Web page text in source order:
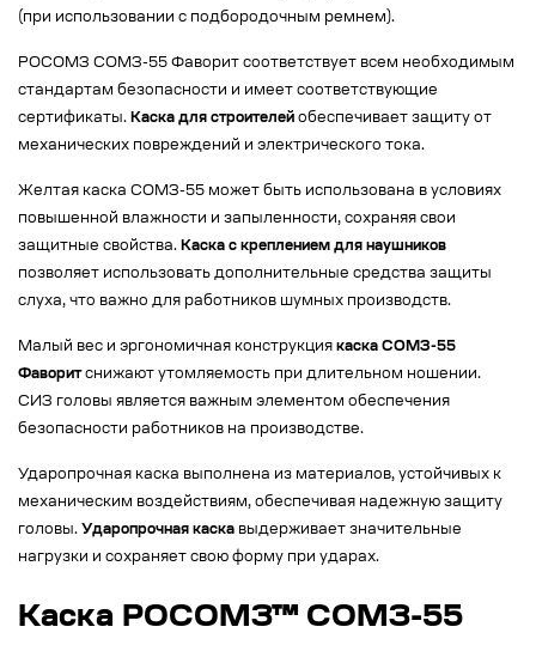
(при использовании с подбородочным ремнем).
РОСОМЗ СОМЗ-55 Фаворит соответствует всем необходимым
стандартам безопасности и имеет соответствующие
сертификаты. Каска для строителей обеспечивает защиту от
механических повреждений и электрического тока.
Желтая каска СОМЗ-55 может быть использована в условиях
повышенной влажности и запыленности, сохраняя свои
защитные свойства. Каска с креплением для наушников
позволяет использовать дополнительные средства защиты
слуха, что важно для работников шумных производств.
Малый вес и эргономичная конструкция каска СОМЗ-55
Фаворитснижают утомляемость при длительном ношении.
СИЗ головы является важным элементом обеспечения
безопасности работников на производстве.
Ударопрочная каска выполнена из материалов, устойчивых к
механическим воздействиям, обеспечивая надежную защиту
головы. Ударопрочная каска выдерживает значительные
нагрузки и сохраняет свою форму при ударах.
Каска РОСОМЗ™ СОМЗ-55